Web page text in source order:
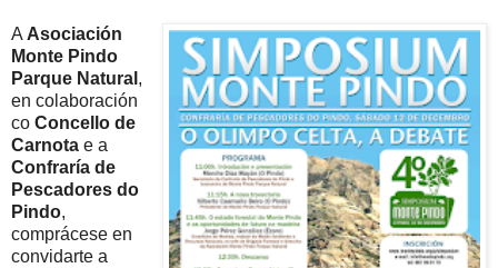
AAsociación
Monte Pindo
Parque Natural ,
en colaboración
co Concello de
Carnota e a
Confraría de
Pescadores do
Pindo,
comprácese en
convidarte a